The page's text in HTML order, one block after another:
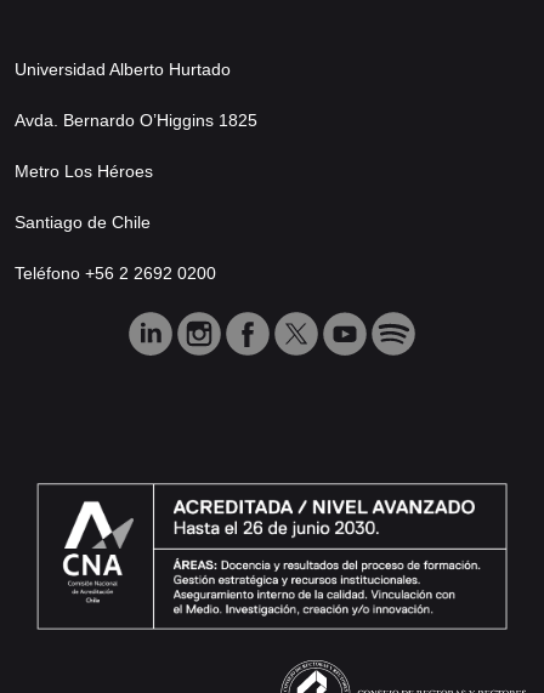
Universidad Alberto Hurtado
Avda. Bernardo O’Higgins 1825
Metro Los Héroes
Santiago de Chile
Teléfono +56 2 2692 0200